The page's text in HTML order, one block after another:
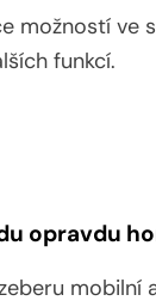
možností ve
funkcí.
opravdu
mobilní